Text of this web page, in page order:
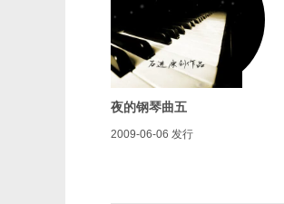
夜的钢琴曲五
2009-06-06 发行